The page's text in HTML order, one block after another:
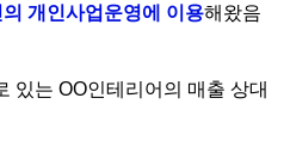
개인사업운영에 이용해왔음
있는 OO인테리어의 매출 상대